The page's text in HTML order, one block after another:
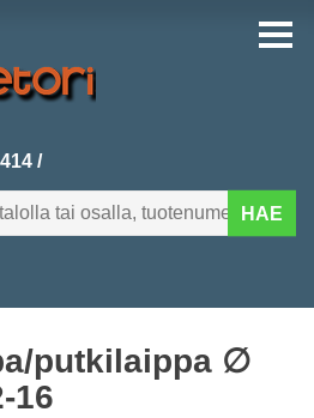
/
HAE
putkilaippa ∅
16